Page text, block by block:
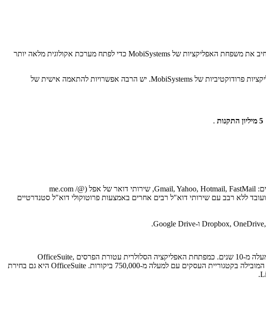
, הדף של Android מנהל הקבצים, Aqua Mail מרחיב את משפחת האפליקציות של MobiSystems כדי לפתח מערכת אקולוגית מלאה יותר
Aqua Mail תוסיף הגדרה אוטומטית קלה לספקי דוא"ל פופולריים לצד ניהול תיקיות והודעות מסוגלים למשפחה החזקה ממילא של אפליקציות פרודוקטיביות של MobiSystems. יש הרבה אפשרויות להתאמה אישית של
5 מיליון התקנות
.
Aqua Mail היא אפליקציית דואר אלקטרוני עבור דואר אינטרנט ו-Exchange המאפשרת הגדרה אוטומטית עבור ספקי דוא"ל פופולריים: Gmail, Yahoo, Hotmail, FastMail, שירותי דואר של אפל (@me.com /
@icloud.com), GMX, AOL ועוד. הוא מזהה חשבונות דואר המתארחים ב-Office 365, Exchange, Google Apps, Yahoo BizMail ועובד ללא רבב עם שירותי דוא"ל רבים אחרים באמצעות פרוטוקולי דוא"ל סטנדרטיים
MobiSystems, שנוסדה בשנת 2001 ובבעלות פרטית כולה, היא ספקית מובילה של פרודוקטיביות סלולרית ואפליקציות עסקיות כבר למעלה מ-10 שנים. כמפתחת האפליקציה הסלולרית עטורת הפרסים OfficeSuite,
MobiSystems משרתת למעלה מ-300 מיליון משתמשים פרטיים וארגוניים ב-205 מדינות. זוהי בחירת עורך Google Play, והאפליקציה המובילה בקטגוריית העסקים עם למעלה מ-750,000 ביקורות. OfficeSuite היא גם בחירת